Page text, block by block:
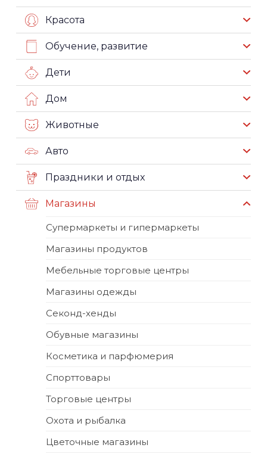
Красота
Обучение, развитие
Дети
Дом
Животные
Авто
Праздники и отдых
Магазины
Супермаркеты и гипермаркеты
Магазины продуктов
Мебельные торговые центры
Магазины одежды
Секонд-хенды
Обувные магазины
Косметика и парфюмерия
Спорттовары
Торговые центры
Охота и рыбалка
Цветочные магазины